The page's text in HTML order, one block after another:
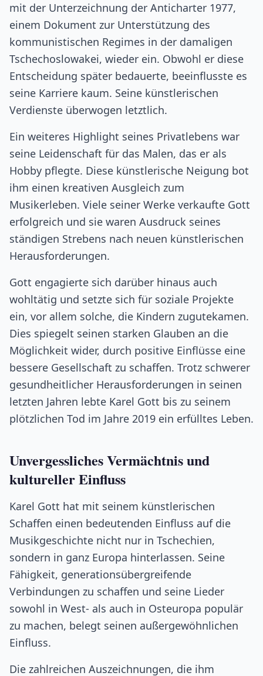
mit der Unterzeichnung der Anticharter 1977,
einem Dokument zur Unterstützung des
kommunistischen Regimes in der damaligen
Tschechoslowakei, wieder ein. Obwohl er diese
Entscheidung später bedauerte, beeinflusste es
seine Karriere kaum. Seine künstlerischen
Verdienste überwogen letztlich.
Ein weiteres Highlight seines Privatlebens war
seine Leidenschaft für das Malen, das er als
Hobby pflegte. Diese künstlerische Neigung bot
ihm einen kreativen Ausgleich zum
Musikerleben. Viele seiner Werke verkaufte Gott
erfolgreich und sie waren Ausdruck seines
ständigen Strebens nach neuen künstlerischen
Herausforderungen.
Gott engagierte sich darüber hinaus auch
wohltätig und setzte sich für soziale Projekte
ein, vor allem solche, die Kindern zugutekamen.
Dies spiegelt seinen starken Glauben an die
Möglichkeit wider, durch positive Einflüsse eine
bessere Gesellschaft zu schaffen. Trotz schwerer
gesundheitlicher Herausforderungen in seinen
letzten Jahren lebte Karel Gott bis zu seinem
plötzlichen Tod im Jahre 2019 ein erfülltes Leben.
Unvergessliches Vermächtnis und
kultureller Einfluss
Karel Gott hat mit seinem künstlerischen
Schaffen einen bedeutenden Einfluss auf die
Musikgeschichte nicht nur in Tschechien,
sondern in ganz Europa hinterlassen. Seine
Fähigkeit, generationsübergreifende
Verbindungen zu schaffen und seine Lieder
sowohl in West- als auch in Osteuropa populär
zu machen, belegt seinen außergewöhnlichen
Einfluss.
Die zahlreichen Auszeichnungen, die ihm